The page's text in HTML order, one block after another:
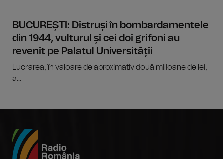
BUCUREȘTI: Distruși în bombardamentele
din 1944, vulturul și cei doi grifoni au
revenit pe Palatul Universității
Lucrarea, în valoare de aproximativ două milioane de lei,
a...